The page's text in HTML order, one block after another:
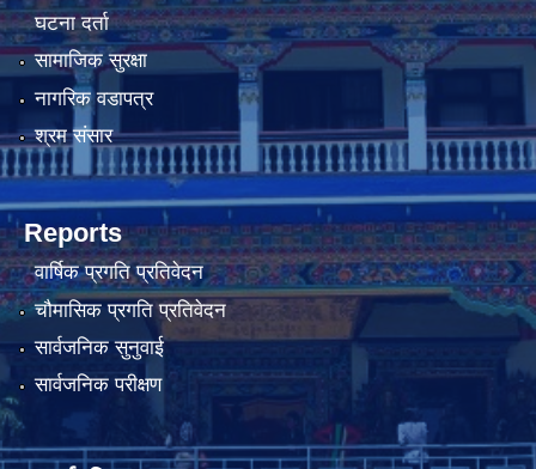
घटना दर्ता
सामाजिक सुरक्षा
नागरिक वडापत्र
श्रम संसार
Reports
वार्षिक प्रगति प्रतिवेदन
चौमासिक प्रगति प्रतिवेदन
सार्वजनिक सुनुवाई
सार्वजनिक परीक्षण